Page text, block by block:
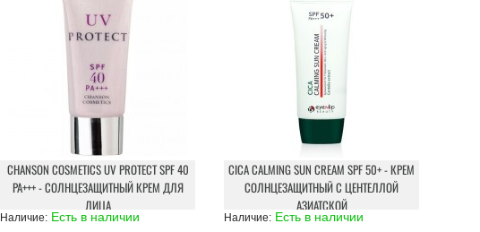
CHANSON COSMETICS UV PROTECT SPF 40
PA+++ - СОЛНЦЕЗАЩИТНЫЙ КРЕМ ДЛЯ
ЛИЦА
Наличие: Есть в наличии
CICA CALMING SUN CREAM SPF 50+ - КРЕМ
СОЛНЦЕЗАЩИТНЫЙ С ЦЕНТЕЛЛОЙ
АЗИАТСКОЙ
Наличие: Есть в наличии